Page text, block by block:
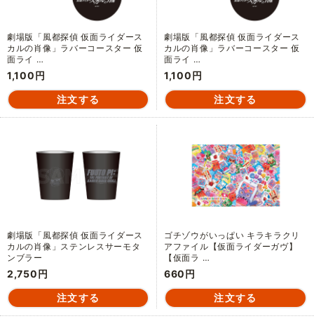
劇場版「風都探偵 仮面ライダース
カルの肖像」ラバーコースター 仮
面ライ …
1,100円
劇場版「風都探偵 仮面ライダース
カルの肖像」ラバーコースター 仮
面ライ …
1,100円
劇場版「風都探偵 仮面ライダース
カルの肖像」ステンレスサーモタ
ンブラー
2,750円
ゴチゾウがいっぱい キラキラクリ
アファイル【仮面ライダーガヴ】
【仮面ラ …
660円